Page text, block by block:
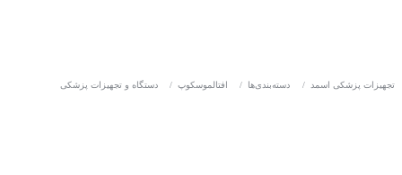
تجهیزات پزشکی اسمد / دسته‌بندی‌ها / افتالموسکوپ / دستگاه و تجهیزات پزشکی